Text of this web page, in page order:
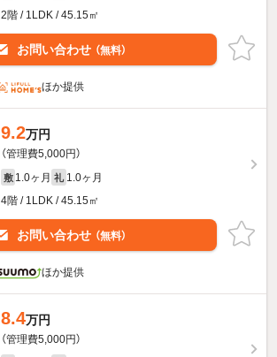
2階 / 1LDK / 45.15㎡
お問い合わせ （無料）
ほか提供
9.2万円
（管理費5,000円）
敷 1.0ヶ月 礼 1.0ヶ月
4階 / 1LDK / 45.15㎡
お問い合わせ （無料）
ほか提供
8.4万円
（管理費5,000円）